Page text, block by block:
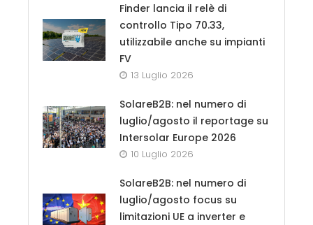
Finder lancia il relè di
controllo Tipo 70.33,
utilizzabile anche su impianti
FV
13 Luglio 2026
SolareB2B: nel numero di
luglio/agosto il reportage su
Intersolar Europe 2026
10 Luglio 2026
SolareB2B: nel numero di
luglio/agosto focus su
limitazioni UE a inverter e